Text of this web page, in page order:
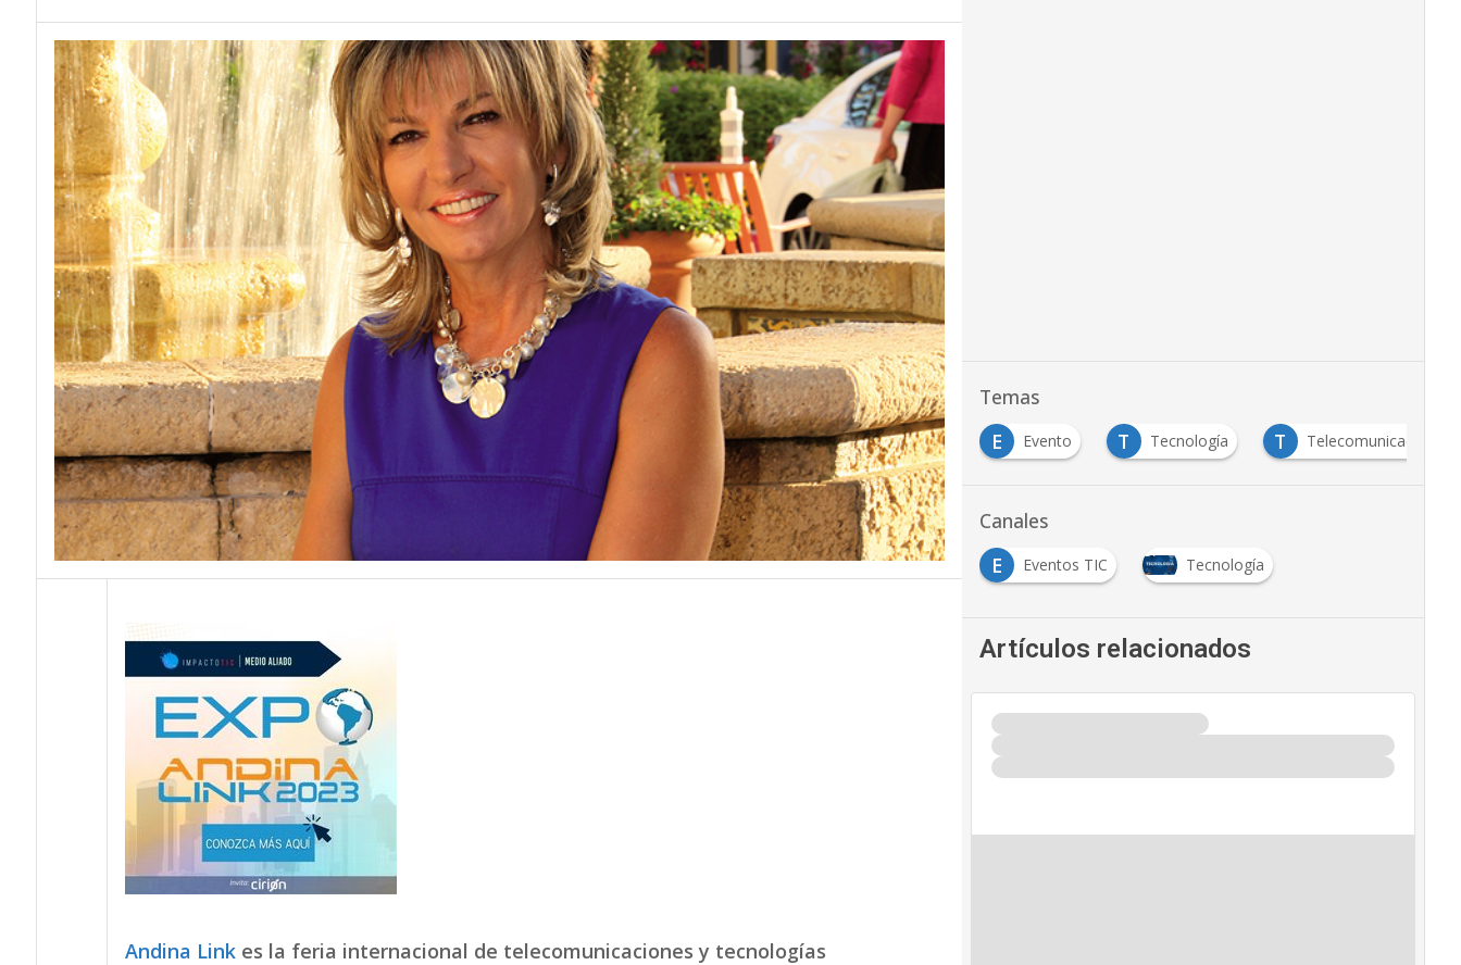
Andina Linkes la feria internacional de telecomunicaciones y tecnologías
Temas
A
Andina Link 2023 E Evento T Tecnología T Telecomunicaciones
Canales
E
Eventos TIC Tecnología
Artículos relacionados